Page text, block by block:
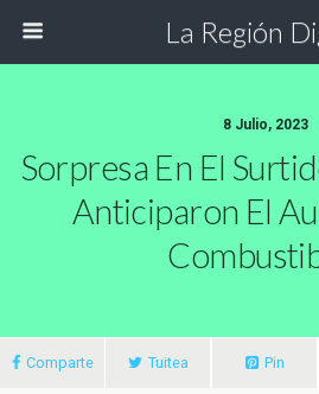
La Región
8 Julio, 2023
Sorpresa En El
Anticiparon El
Comparte Tuitea Pin